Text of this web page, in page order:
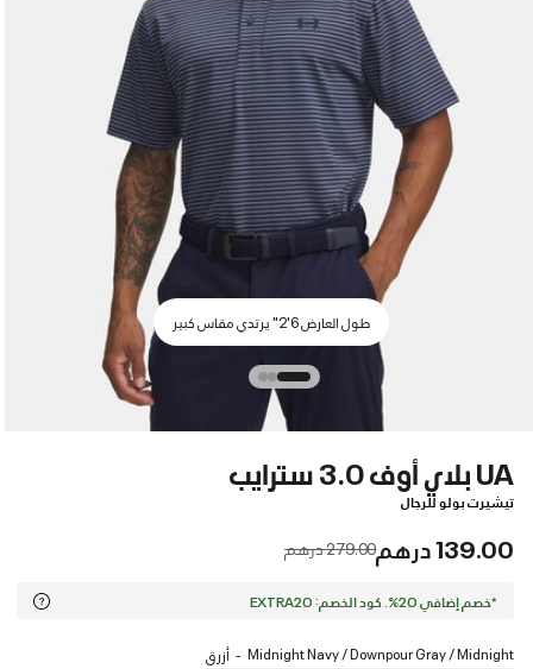
طول العارض 6'2" يرتدي مقاس كبير
UA بلاي أوف 3.0 سترايب
تيشيرت بولو للرجال
139.00 درهم Price reduced from
279.00 درهم to
*خصم إضافي 20%. كود الخصم: EXTRA20
Midnight Navy / Downpour Gray / Midnight أزرق